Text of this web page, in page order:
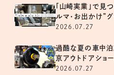
「山崎実業」で見
ルマ・お出かけ”
2026.07.27
過酷な夏の車中泊
京アウトドアショ
2026.07.27